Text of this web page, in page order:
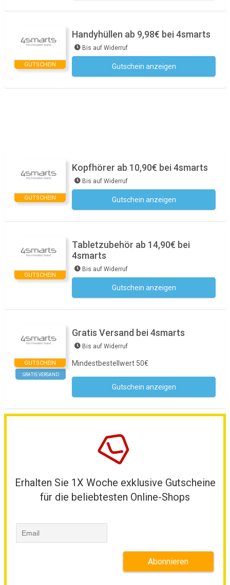
GUTSCHEIN
Handyhüllen ab 9,98€ bei 4smarts
Bis auf Widerruf
Gutschein anzeigen
GUTSCHEIN
Kopfhörer ab 10,90€ bei 4smarts
Bis auf Widerruf
Gutschein anzeigen
GUTSCHEIN
Tabletzubehör ab 14,90€ bei
4smarts
Bis auf Widerruf
Gutschein anzeigen
GUTSCHEIN
GRATIS VERSAND
Gratis Versand bei 4smarts
Bis auf Widerruf
Mindestbestellwert 50€
Gutschein anzeigen
Erhalten Sie 1X Woche exklusive Gutscheine
für die beliebtesten Online-Shops